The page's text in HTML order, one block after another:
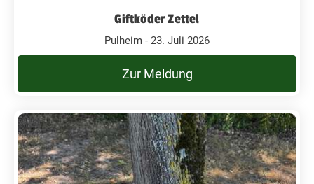
Giftköder Zettel
Pulheim - 23. Juli 2026
Zur Meldung